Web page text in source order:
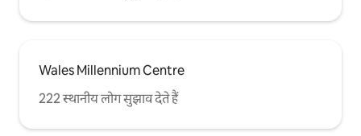
Wales Millennium Centre
222 स्थानीय लोग सुझाव देते हैं